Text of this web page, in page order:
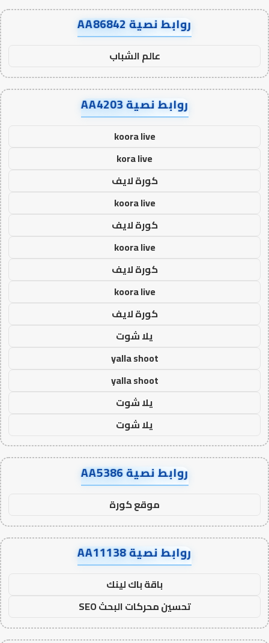
روابط نصية AA86842
عالم الشباب
روابط نصية AA4203
koora live
kora live
كورة لايف
koora live
كورة لايف
koora live
كورة لايف
koora live
كورة لايف
يلا شوت
yalla shoot
yalla shoot
يلا شوت
يلا شوت
روابط نصية AA5386
موقع كورة
روابط نصية AA11138
باقة باك لينك
تحسين محركات البحث SEO